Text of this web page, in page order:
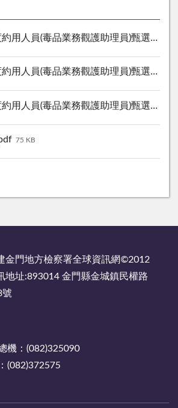
用人員(毒品業務觀護助理員)甄選簡章.pdf
人員(毒品業務觀護助理員)甄選報名表及自述表.pdf
人員(毒品業務觀護助理員)甄選報名表及自述表.docx
75 KB
金門地方檢察署全球資訊網©2012
地址:893014 金門縣金城鎮民權路
號
機：(082)325090
(082)372575